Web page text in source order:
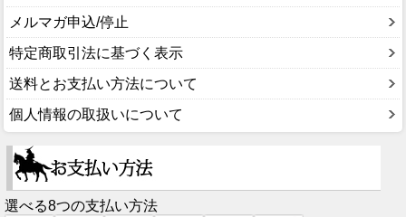
メルマガ申込/停止
特定商取引法に基づく表示
送料とお支払い方法について
個人情報の取扱いについて
選べる8つの支払い方法